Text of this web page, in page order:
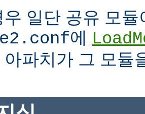
우 일단 공유 모
에
아파치가 그 모듈